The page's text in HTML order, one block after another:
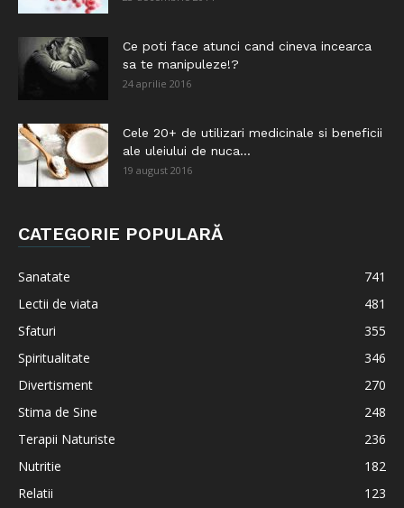
Ce poti face atunci cand cineva incearca
sa te manipuleze!?
24 aprilie 2016
Cele 20+ de utilizari medicinale si beneficii
ale uleiului de nuca...
19 august 2016
CATEGORIE POPULARĂ
Sanatate
741
Lectii de viata
481
Sfaturi
355
Spiritualitate
346
Divertisment
270
Stima de Sine
248
Terapii Naturiste
236
Nutritie
182
Relatii
123